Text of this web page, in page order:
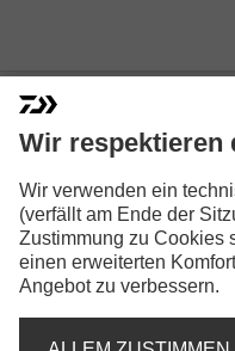
PROREX
Wir respektieren
Wir verwenden ein
(verfällt am Ende der
Zustimmung zu Cookies
einen erweiterten
Angebot zu verbessern.